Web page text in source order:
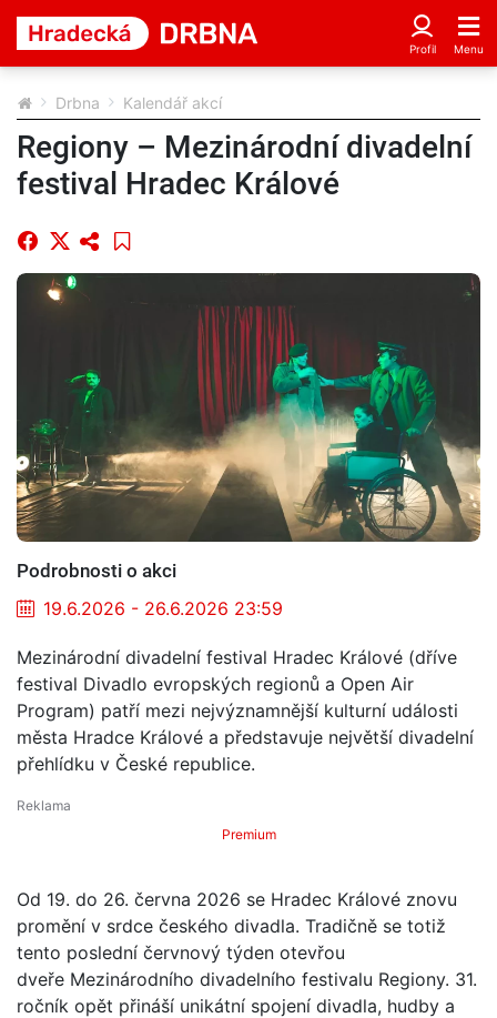
Drbna Kalendář akcí
Regiony – Mezinárodní divadelní
festival Hradec Králové
Podrobnosti o akci
19.6.2026 - 26.6.2026 23:59
Mezinárodní divadelní festival Hradec Králové (dříve
festival Divadlo evropských regionů a Open Air
Program) patří mezi nejvýznamnější kulturní události
města Hradce Králové a představuje největší divadelní
přehlídku v České republice.
Premium
Od 19. do 26. června 2026 se Hradec Králové znovu
promění v srdce českého divadla. Tradičně se totiž
tento poslední červnový týden otevřou
dveře Mezinárodního divadelního festivalu Regiony. 31.
ročník opět přináší unikátní spojení divadla, hudby a